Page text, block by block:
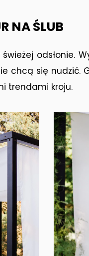
NA ŚLUB
odsłonie.
chcą się
trendami kroju.